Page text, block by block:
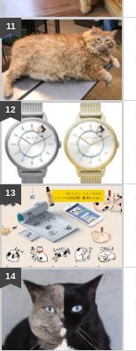
11
12
13
14